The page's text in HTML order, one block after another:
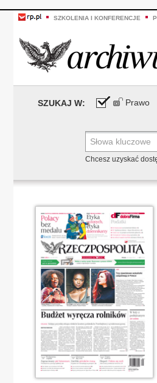
SZKOLENIA I KONFERENCJE
SZUKAJ W: Prawo
Chcesz uzyskać